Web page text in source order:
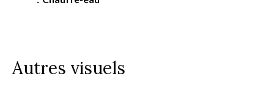
Autres visuels